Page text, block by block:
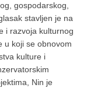
gospodarskog,
stavljen je na
i razvoja kulturnog
u koji se obnovom
kulture i
Nin je